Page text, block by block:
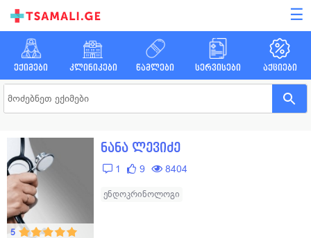
☰
ექიმები კლინიკები წამლები სერვისები აქციები
5
ნანა ლევიძე
1 9 8404
ენდოკრინოლოგი